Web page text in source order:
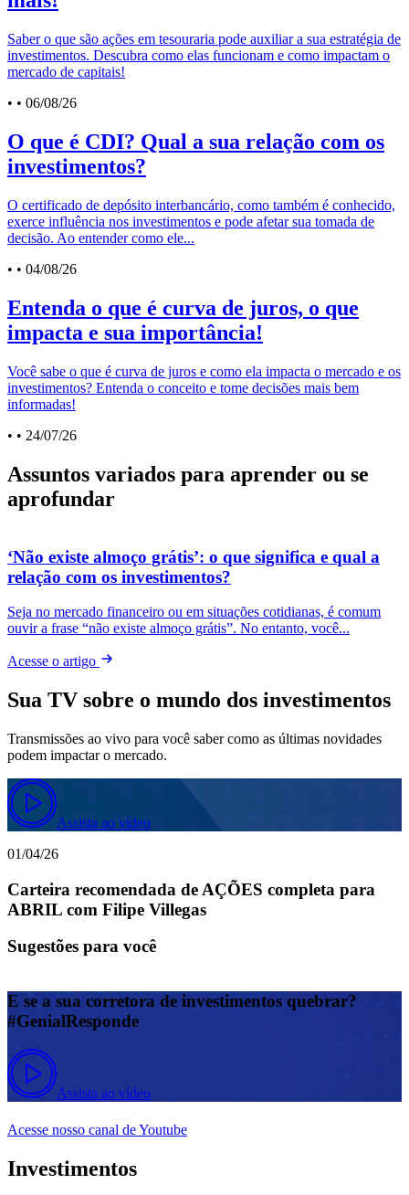
Saber o que são ações em tesouraria pode auxiliar a sua estratégia de
investimentos. Descubra como elas funcionam e como impactam o
mercado de capitais!
• • 06/08/26
O que é CDI? Qual a sua relação com os
investimentos?
O certificado de depósito interbancário, como também é conhecido,
exerce influência nos investimentos e pode afetar sua tomada de
decisão. Ao entender como ele...
• • 04/08/26
Entenda o que é curva de juros, o que
impacta e sua importância!
Você sabe o que é curva de juros e como ela impacta o mercado e os
investimentos? Entenda o conceito e tome decisões mais bem
informadas!
• • 24/07/26
Assuntos variados para aprender ou se
aprofundar
‘Não existe almoço grátis’: o que significa e qual a
relação com os investimentos?
Seja no mercado financeiro ou em situações cotidianas, é comum
ouvir a frase “não existe almoço grátis”. No entanto, você...
Acesse o artigo
Sua TV sobre o mundo dos investimentos
Transmissões ao vivo para você saber como as últimas novidades
podem impactar o mercado.
Assista ao vídeo
01/04/26
Carteira recomendada de AÇÕES completa para
ABRIL com Filipe Villegas
Sugestões para você
E se a sua corretora de investimentos quebrar?
#GenialResponde
Assista ao vídeo
Acesse nosso canal de Youtube
Investimentos